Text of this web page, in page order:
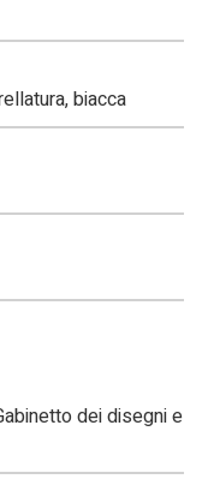
biacca
dei disegni e